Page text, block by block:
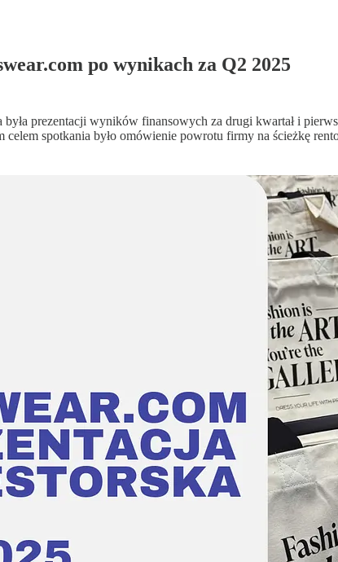
po wynikach za Q2 2025
prezentacji wyników finansowych za drugi kwartał i
spotkania było omówienie powrotu firmy na ścieżkę